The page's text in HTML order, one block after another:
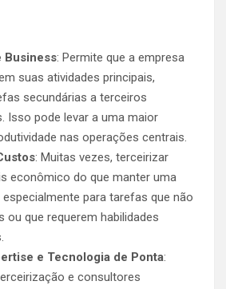
Business: Permite que a empresa
suas atividades principais,
secundárias a terceiros
Isso pode levar a uma maior
nas operações centrais.
: Muitas vezes, terceirizar
econômico do que manter uma
especialmente para tarefas que não
ou que requerem habilidades
e Tecnologia de Ponta:
e consultores